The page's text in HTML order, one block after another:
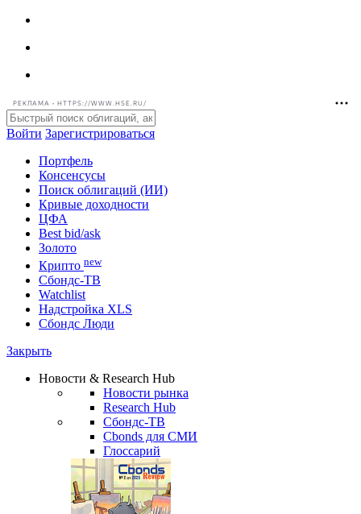
РЕКЛАМА • HTTPS://WWW.HSE.RU/
Войти Зарегистрироваться
Портфель
Консенсусы
Поиск облигаций (ИИ)
Кривые доходности
ЦФА
Best bid/ask
Золото
Крипто new
Watchlist
Сбондс Люди
Новости & Research Hub
Новости рынка
Research Hub
Сбондс-ТВ
Cbonds для СМИ
Глоссарий